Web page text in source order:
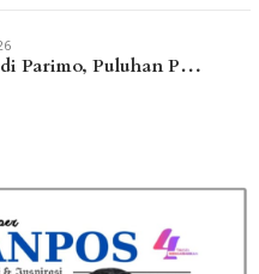
Parimo, Puluhan P…